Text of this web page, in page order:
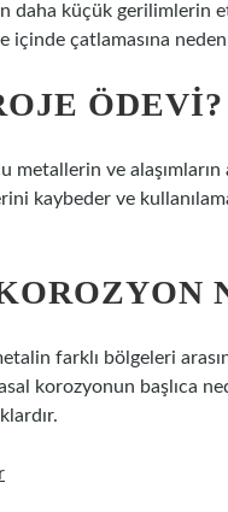
daha küçük gerilimlerin
içinde çatlamasına
ÖDEVI?
ve alaşımların
kaybeder ve
farklı bölgeleri
korozyonun başlıca